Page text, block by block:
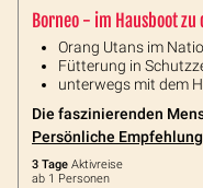
Borneo - im Hausboot zu
Orang Utans im
Fütterung in
unterwegs mit dem
Die faszinierenden
Persönliche
3 Tage Aktivreise
ab 1 Personen